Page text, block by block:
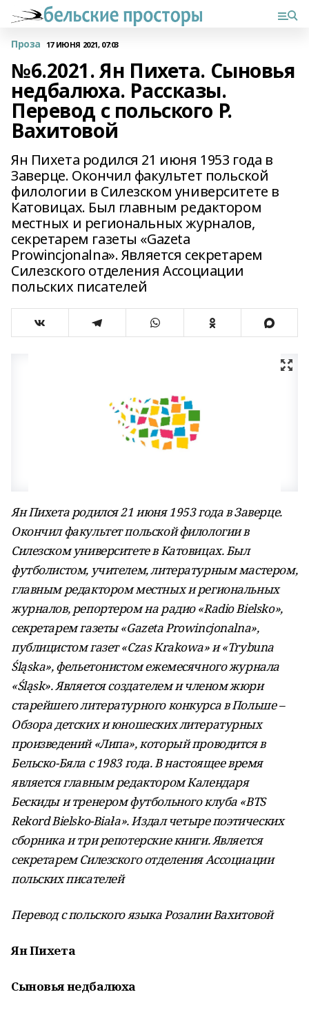
Проза 17 ИЮНЯ 2021, 07:03
№6.2021. Ян Пихета. Сыновья
недбалюха. Рассказы.
Перевод с польского Р.
Вахитовой
Ян Пихета родился 21 июня 1953 года в
Заверце. Окончил факультет польской
филологии в Силезском университете в
Катовицах. Был главным редактором
местных и региональных журналов,
секретарем газеты «Gazeta
Prowincjonalna». Является секретарем
Силезского отделения Ассоциации
польских писателей
Ян Пихета родился 21 июня 1953 года в Заверце.
Окончил факультет польской филологии в
Силезском университете в Катовицах. Был
футболистом, учителем, литературным мастером,
главным редактором местных и региональных
журналов, репортером на радио «Radio Bielsko»,
секретарем газеты «Gazeta Prowincjonalna»,
публицистом газет «Czas Krakowa» и «Trybuna
Śląska», фельетонистом ежемесячного журнала
«Śląsk». Является создателем и членом жюри
старейшего литературного конкурса в Польше –
Обзора детских и юношеских литературных
произведений «Липа», который проводится в
Бельско-Бялa с 1983 года. В настоящее время
является главным редактором Календаря
Бескиды и тренером футбольного клуба «BTS
Rekord Bielsko-Biała». Издал четыре поэтических
сборника и три репотерские книги. Является
секретарем Силезского отделения Ассоциации
польских писателей
Перевод с польского языка Розалии Вахитовой
Ян Пихета
Сыновья недбалюха